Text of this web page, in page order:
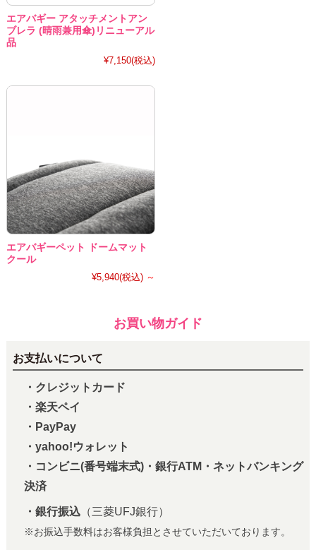
エアバギー アタッチメントアン
ブレラ (晴雨兼用傘)リニューアル
品
¥7,150(税込)
エアバギーペット ドームマット
クール
¥5,940(税込) ～
お買い物ガイド
お支払いについて
・クレジットカード
・楽天ペイ
・PayPay
・yahoo!ウォレット
・コンビニ(番号端末式)・銀行ATM・ネットバンキング
決済
・銀行振込（三菱UFJ銀行）
※お振込手数料はお客様負担とさせていただいております。